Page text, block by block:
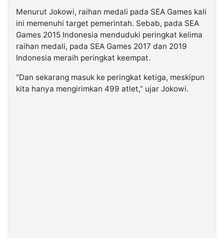
Menurut Jokowi, raihan medali pada SEA Games kali
ini memenuhi target pemerintah. Sebab, pada SEA
Games 2015 Indonesia menduduki peringkat kelima
raihan medali, pada SEA Games 2017 dan 2019
Indonesia meraih peringkat keempat.
“Dan sekarang masuk ke peringkat ketiga, meskipun
kita hanya mengirimkan 499 atlet,” ujar Jokowi.